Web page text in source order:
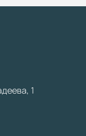
1